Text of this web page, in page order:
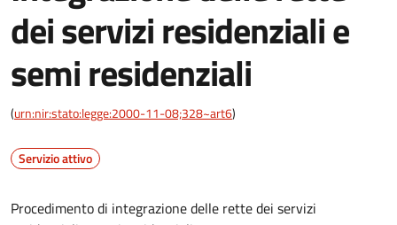
dei servizi residenziali e
semi residenziali
(urn:nir:stato:legge:2000-11-08;328~art6)
Servizio attivo
Procedimento di integrazione delle rette dei servizi